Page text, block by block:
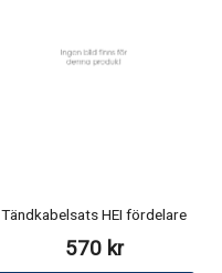
Tändkabelsats HEI fördelare
570 kr